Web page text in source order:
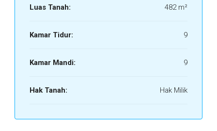
Luas Tanah: 482 m²
Kamar Tidur: 9
Kamar Mandi: 9
Hak Tanah: Hak Milik